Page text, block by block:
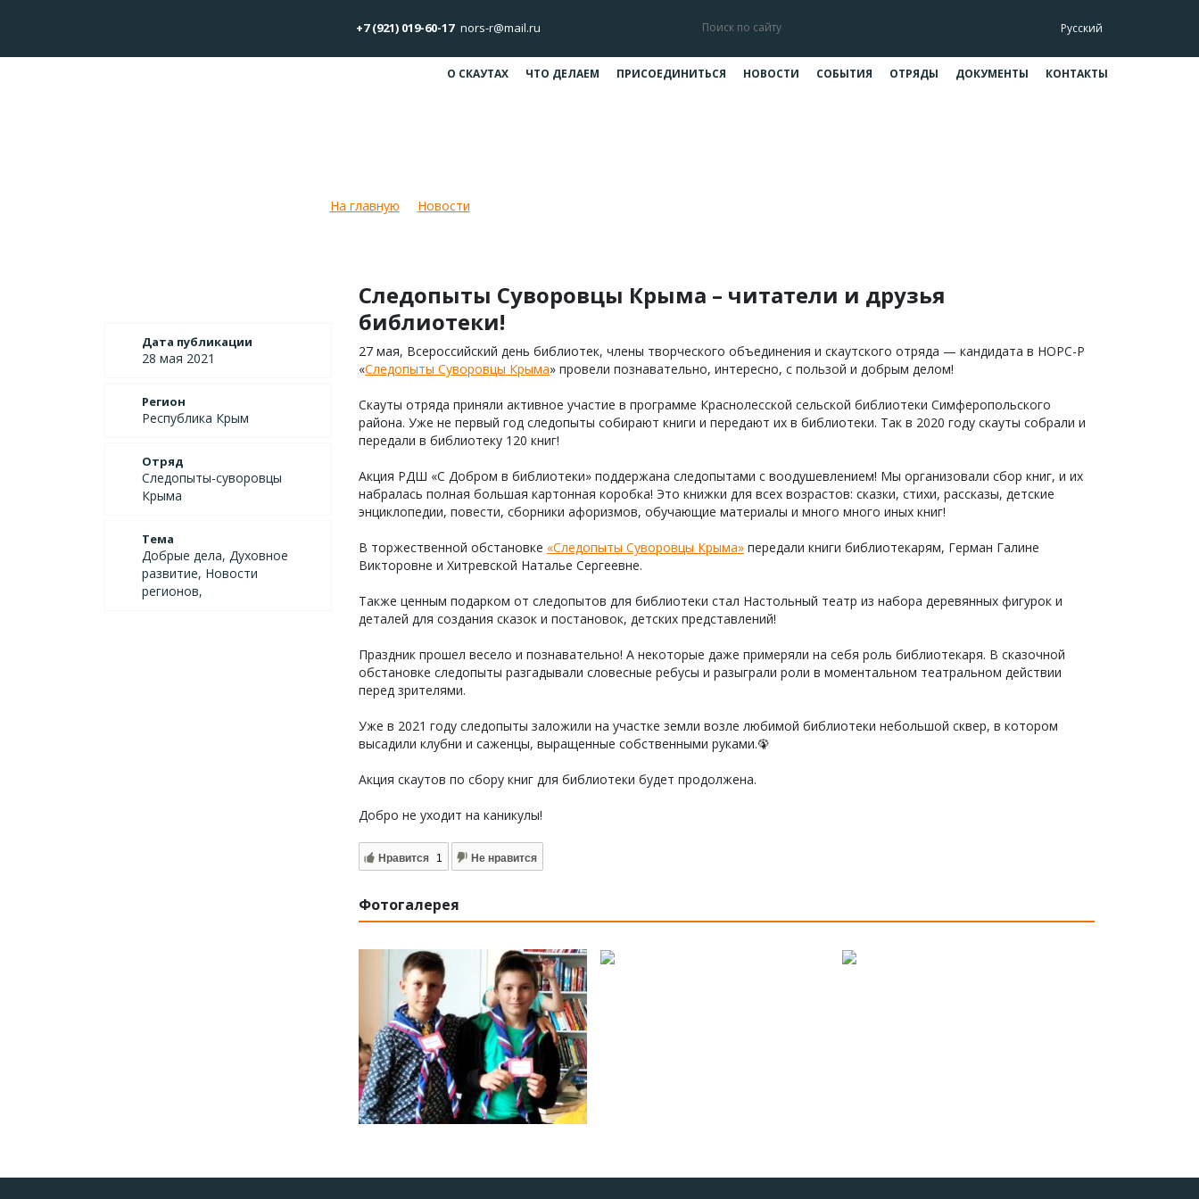
+7 (921) 019-60-17 nors-r@mail.ru Русский
О СКАУТАХ ЧТО ДЕЛАЕМ ПРИСОЕДИНИТЬСЯ НОВОСТИ СОБЫТИЯ ОТРЯДЫ ДОКУМЕНТЫ КОНТАКТЫ
На главную Новости
Дата публикации
28 мая 2021
Регион
Республика Крым
Отряд
Следопыты-суворовцы
Крыма
Тема
Добрые дела, Духовное
развитие, Новости
регионов,
Следопыты Суворовцы Крыма – читатели и друзья
библиотеки!
27 мая, Всероссийский день библиотек, члены творческого объединения и скаутского отряда — кандидата в НОРС-Р
«Следопыты Суворовцы Крыма» провели познавательно, интересно, с пользой и добрым делом!
Скауты отряда приняли активное участие в программе Краснолесской сельской библиотеки Симферопольского
района. Уже не первый год следопыты собирают книги и передают их в библиотеки. Так в 2020 году скауты собрали и
передали в библиотеку 120 книг!
Акция РДШ «С Добром в библиотеки» поддержана следопытами с воодушевлением! Мы организовали сбор книг, и их
набралась полная большая картонная коробка! Это книжки для всех возрастов: сказки, стихи, рассказы, детские
энциклопедии, повести, сборники афоризмов, обучающие материалы и много много иных книг!
В торжественной обстановке «Следопыты Суворовцы Крыма» передали книги библиотекарям, Герман Галине
Викторовне и Хитревской Наталье Сергеевне.
Также ценным подарком от следопытов для библиотеки стал Настольный театр из набора деревянных фигурок и
деталей для создания сказок и постановок, детских представлений!
Праздник прошел весело и познавательно! А некоторые даже примеряли на себя роль библиотекаря. В сказочной
обстановке следопыты разгадывали словесные ребусы и разыграли роли в моментальном театральном действии
перед зрителями.
Уже в 2021 году следопыты заложили на участке земли возле любимой библиотеки небольшой сквер, в котором
высадили клубни и саженцы, выращенные собственными руками.🦚
Акция скаутов по сбору книг для библиотеки будет продолжена.
Добро не уходит на каникулы!
Нравится 1 Не нравится
Фотогалерея